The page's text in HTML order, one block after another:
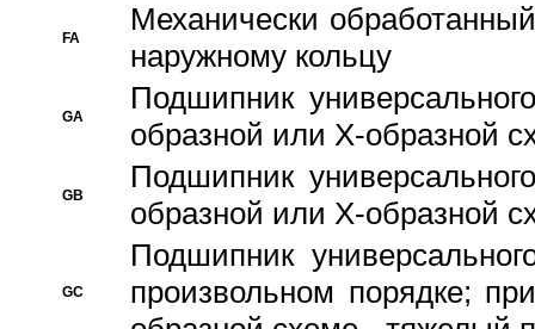
FA
Механически
наружному кольцу
GA
Подшипник
образной или Х-образной
GB
Подшипник
образной или Х-образной
GC
Подшипник
произвольном порядке;